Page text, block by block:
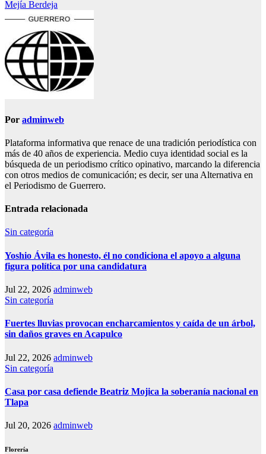
entradas
Mejía Berdeja
Por adminweb
Plataforma informativa que renace de una tradición periodística con
más de 40 años de experiencia. Medio cuya identidad social es la
búsqueda de un periodismo crítico opinativo, marcando la diferencia
con otros medios de comunicación; es decir, ser una Alternativa en
el Periodismo de Guerrero.
Entrada relacionada
Sin categoría
Yoshio Ávila es honesto, él no condiciona el apoyo a alguna
figura política por una candidatura
Jul 22, 2026 adminweb
Sin categoría
Fuertes lluvias provocan encharcamientos y caída de un árbol,
sin daños graves en Acapulco
Jul 22, 2026 adminweb
Sin categoría
Casa por casa defiende Beatriz Mojica la soberanía nacional en
Tlapa
Jul 20, 2026 adminweb
Florería